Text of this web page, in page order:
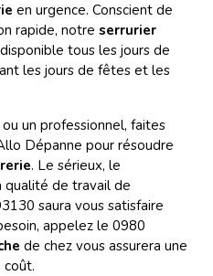
en urgence. Conscient de
rapide, notre serrurier
tous les jours de
les jours de fêtes et les
un professionnel, faites
Dépanne pour résoudre
. Le sérieux, le
qualité de travail de
saura vous satisfaire
appelez le 0980
de chez vous assurera une